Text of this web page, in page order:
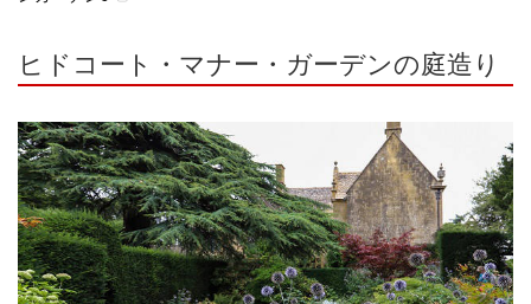
ヒドコート・マナー・ガーデンの庭造り